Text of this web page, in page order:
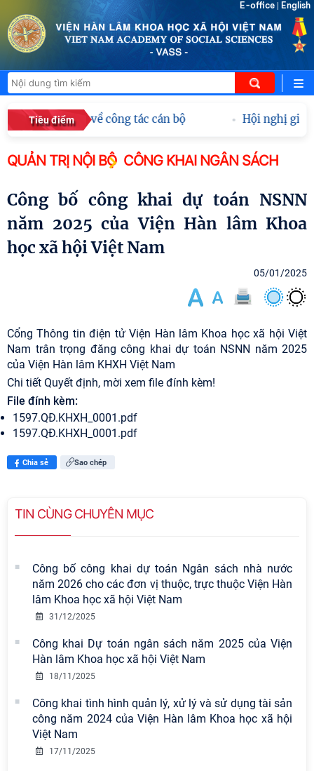
E-office English
Tiêu điểm
các quyết định về công tác cán bộ Hội nghị giao
QUẢN TRỊ NỘI BỘ CÔNG KHAI NGÂN SÁCH
Công bố công khai dự toán NSNN
năm 2025 của Viện Hàn lâm Khoa
học xã hội Việt Nam
05/01/2025
Cổng Thông tin điện tử Viện Hàn lâm Khoa học xã hội Việt
Nam trân trọng đăng công khai dự toán NSNN năm 2025
của Viện Hàn lâm KHXH Việt Nam
Chi tiết Quyết định, mời xem file đính kèm!
File đính kèm:
1597.QĐ.KHXH_0001.pdf
1597.QĐ.KHXH_0001.pdf
Chia sẻ Sao chép
TIN CÙNG CHUYÊN MỤC
Công bố công khai dự toán Ngân sách nhà nước
năm 2026 cho các đơn vị thuộc, trực thuộc Viện Hàn
lâm Khoa học xã hội Việt Nam
31/12/2025
Công khai Dự toán ngân sách năm 2025 của Viện
Hàn lâm Khoa học xã hội Việt Nam
18/11/2025
Công khai tình hình quản lý, xử lý và sử dụng tài sản
công năm 2024 của Viện Hàn lâm Khoa học xã hội
Việt Nam
17/11/2025
Viện Hàn lâm Khoa học xã hội Việt
Nam có 02 tác phẩm đạt giải khuyến